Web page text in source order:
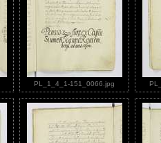
PL_1_4_1-151_0066.jpg